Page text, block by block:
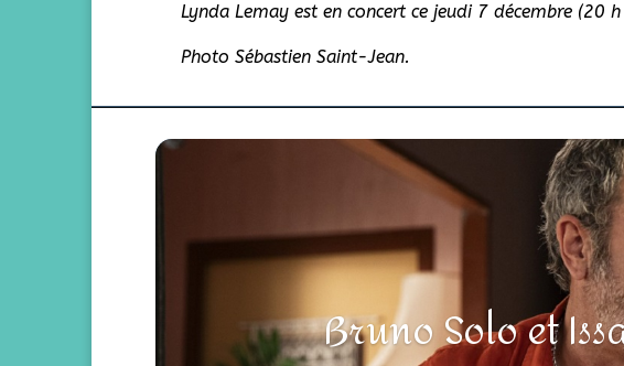
Lynda Lemay est en concert ce jeudi 7 décembre (20
Photo Sébastien Saint-Jean.
Bruno Solo et